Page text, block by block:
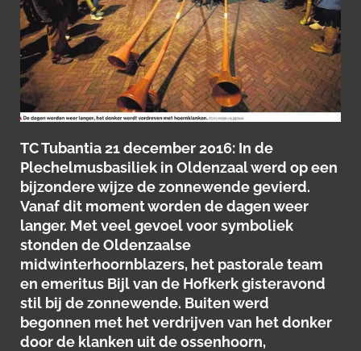
TC Tubantia 21 december 2016: In de
Plechelmusbasiliek in Oldenzaal werd op een
bijzondere wijze de zonnewende gevierd.
Vanaf dit moment worden de dagen weer
langer. Met veel gevoel voor symboliek
stonden de Oldenzaalse
midwinterhoornblazers, het pastorale team
en emeritus Bijl van de Hofkerk gisteravond
stil bij de zonnewende. Buiten werd
begonnen met het verdrijven van het donker
door de klanken uit de ossenhoorn,